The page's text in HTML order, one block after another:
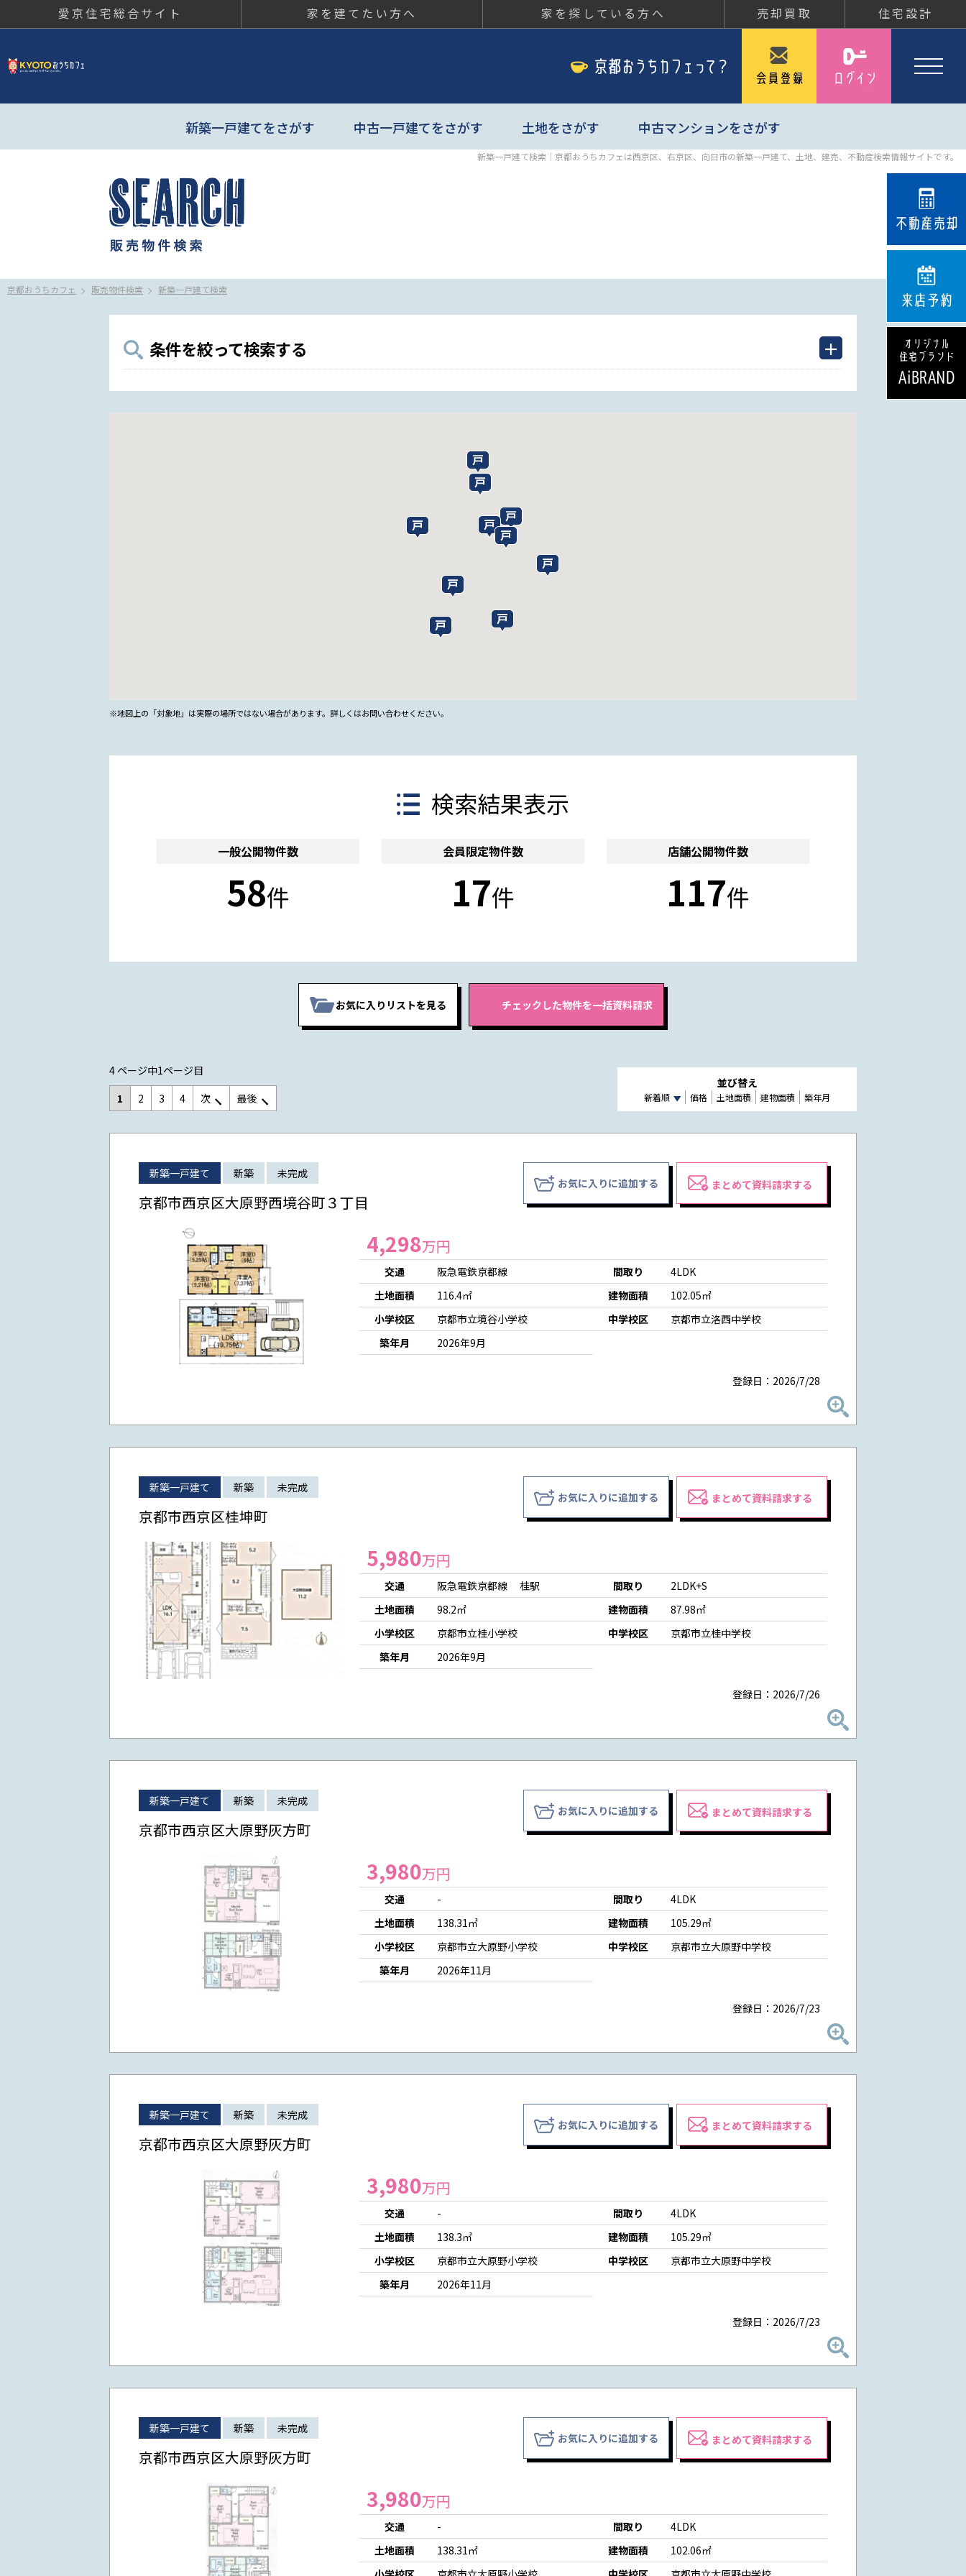
愛京住宅総合サイト 家を建てたい方へ 家を探している方へ 売却買取 住宅設計
新築一戸建てをさがす 中古一戸建てをさがす 土地をさがす 中古マンションをさがす
新築一戸建て検索｜京都おうちカフェは西京区、右京区、向日市の新築一戸建て、土地、建売、不動産検索情報サイトです。
京都おうちカフェ 販売物件検索 新築一戸建て検索
条件を絞って検索する
※地図上の「対象地」は実際の場所ではない場合があります。詳しくはお問い合わせください。
検索結果表示
一般公開物件数
58件
会員限定物件数
17件
店舗公開物件数
117件
お気に入りリストを見る
4 ページ中1ページ目
1
2 3 4 次 最後
並び替え
新着順 価格 土地面積 建物面積 築年月
新築一戸建て 新築 未完成
京都市西京区大原野西境谷町３丁目
お気に入りに追加する まとめて資料請求する
4,298万円
交通 阪急電鉄京都線 間取り
4LDK
土地面積
116.4㎡ 建物面積
102.05㎡
小学校区
京都市立境谷小学校 中学校区
京都市立洛西中学校
築年月
2026年9月
登録日：2026/7/28
新築一戸建て 新築 未完成
京都市西京区桂坤町
お気に入りに追加する まとめて資料請求する
5,980万円
交通 阪急電鉄京都線 桂駅 間取り
2LDK+S
土地面積
98.2㎡ 建物面積
87.98㎡
小学校区
京都市立桂小学校 中学校区
京都市立桂中学校
築年月
2026年9月
登録日：2026/7/26
新築一戸建て 新築 未完成
京都市西京区大原野灰方町
お気に入りに追加する まとめて資料請求する
3,980万円
交通 - 間取り
4LDK
土地面積
138.31㎡ 建物面積
105.29㎡
小学校区
京都市立大原野小学校 中学校区
京都市立大原野中学校
築年月
2026年11月
登録日：2026/7/23
新築一戸建て 新築 未完成
京都市西京区大原野灰方町
お気に入りに追加する まとめて資料請求する
3,980万円
交通 - 間取り
4LDK
土地面積
138.3㎡ 建物面積
105.29㎡
小学校区
京都市立大原野小学校 中学校区
京都市立大原野中学校
築年月
2026年11月
登録日：2026/7/23
新築一戸建て 新築 未完成
京都市西京区大原野灰方町
お気に入りに追加する まとめて資料請求する
3,980万円
交通 - 間取り
4LDK
土地面積
138.31㎡ 建物面積
102.06㎡